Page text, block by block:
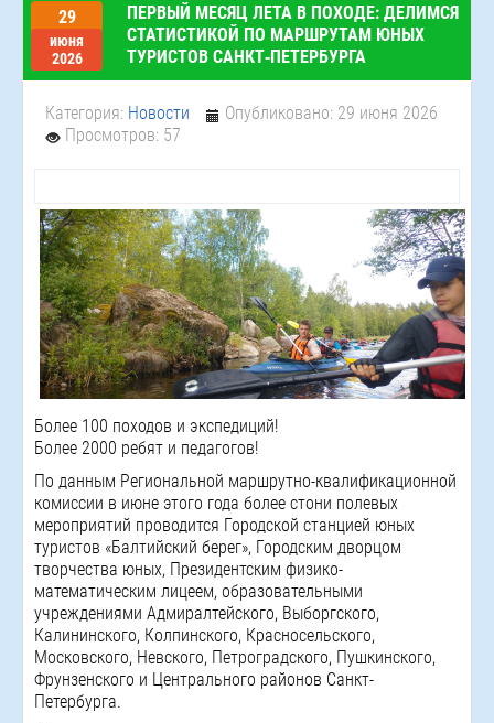
29
июня
2026
ПЕРВЫЙ МЕСЯЦ ЛЕТА В ПОХОДЕ: ДЕЛИМСЯ
СТАТИСТИКОЙ ПО МАРШРУТАМ ЮНЫХ
ТУРИСТОВ САНКТ‑ПЕТЕРБУРГА
Категория: Новости
Опубликовано: 29 июня 2026
Просмотров: 57
Более 100 походов и экспедиций!
Более 2000 ребят и педагогов!
По данным Региональной маршрутно-квалификационной
комиссии в июне этого года более стони полевых
мероприятий проводится Городской станцией юных
туристов «Балтийский берег», Городским дворцом
творчества юных, Президентским физико-
математическим лицеем, образовательными
учреждениями Адмиралтейского, Выборгского,
Калининского, Колпинского, Красносельского,
Московского, Невского, Петроградского, Пушкинского,
Фрунзенского и Центрального районов Санкт-
Петербурга.